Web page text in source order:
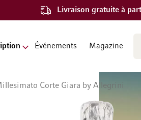
Livraison gratuite à
Événements Magazine
Corte Giara by Allegrini